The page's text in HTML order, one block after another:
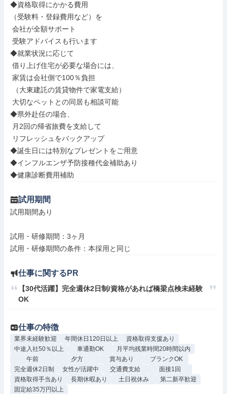
◆資格取得にかかる費用
（受験料・登録費用など）を
◆就業状況に応じて
◆県外赴任の場合、
◆誕生日には特別なプレゼントをご用意
◆インフルエンザ予防接種代金補助あり
◆健康診断費用補助
試用期間
試用期間あり
試用・研修期間：3ヶ月
仕事に関するPR
【30代活躍】完全週休2日制/資格があれば橋梁点検未経験
OK
仕事の特徴
業界未経験歓迎 年間休日120日以上
資格取得支援あり
中途入社50％以上
車通勤OK
月平均残業時間20時間以内
午前
夕方 賞与あり
ブランクOK
完全週休2日制
女性が活躍中 交通費支給
面接1回
資格取得手当あり
長期休暇あり 土日祝休み
第二新卒歓迎
固定給35万円以上